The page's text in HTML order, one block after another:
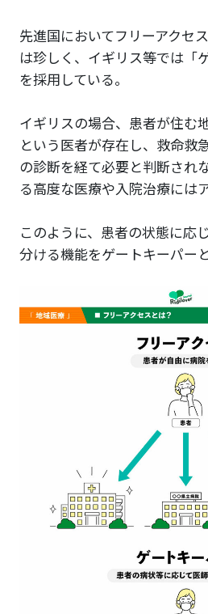
先進国においてフリーアクセ
は珍しく、イギリス等では「
を採用している。
イギリスの場合、患者が住む
という医者が存在し、救命救
の診断を経て必要と判断され
る高度な医療や入院治療には
このように、患者の状態に応
分ける機能をゲートキーパー